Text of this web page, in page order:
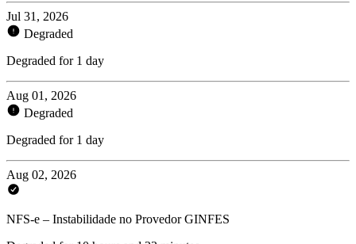
Jul 31, 2026
Degraded
Degraded for 1 day
Aug 01, 2026
Degraded
Degraded for 1 day
Aug 02, 2026
NFS-e – Instabilidade no Provedor GINFES